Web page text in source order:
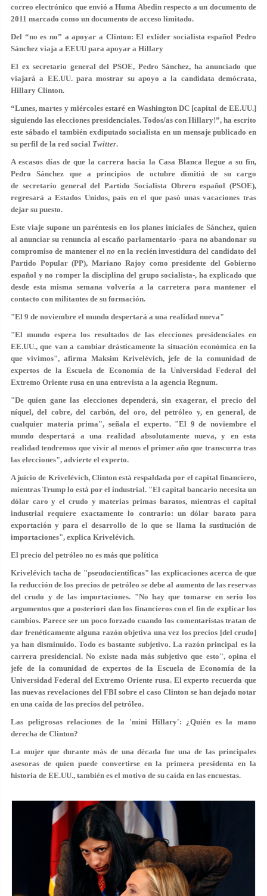
correo electrónico que envió a Huma Abedin respecto a un documento de
2011 marcado como un documento de acceso limitado.
Del “no es no” a apoyar a Clinton: El exlíder socialista español Pedro
Sánchez viaja a EEUU para apoyar a Hillary
El ex secretario general del PSOE, Pedro Sánchez, ha anunciado que
viajará a EE.UU. para mostrar su apoyo a la candidata demócrata,
Hillary Clinton.
“Lunes, martes y miércoles estaré en Washington DC [capital de EE.UU.]
siguiendo las elecciones presidenciales. Todos/as con Hillary!”, ha escrito
este sábado el también exdiputado socialista en un mensaje publicado en
su perfil de la red social Twitter.
A escasos días de que la carrera hacia la Casa Blanca llegue a su fin,
Pedro Sánchez que a principios de octubre dimitió de su cargo
de secretario general del Partido Socialista Obrero español (PSOE),
regresará a Estados Unidos, país en el que pasó unas vacaciones tras
dejar su puesto.
Este viaje supone un paréntesis en los planes iniciales de Sánchez, quien
al anunciar su renuncia al escaño parlamentario -para no abandonar su
compromiso de mantener elno en la recién investidura del candidato del
Partido Popular (PP), Mariano Rajoy como presidente del Gobierno
español y no romper la disciplina del grupo socialista-, ha explicado que
desde esta misma semana volvería a la carretera para mantener el
contacto con militantes de su formación.
"El 9 de noviembre el mundo despertará a una realidad nueva"
"El mundo espera los resultados de las elecciones presidenciales en
EE.UU., que van a cambiar drásticamente la situación económica en la
que vivimos", afirma Maksim Krivelévich, jefe de la comunidad de
expertos de la Escuela de Economía de la Universidad Federal del
Extremo Oriente rusa en una entrevista a la agencia Regnum.
"De quien gane las elecciones dependerá, sin exagerar, el precio del
níquel, del cobre, del carbón, del oro, del petróleo y, en general, de
cualquier materia prima", señala el experto. "El 9 de noviembre el
mundo despertará a una realidad absolutamente nueva, y en esta
realidad tendremos que vivir al menos el primer año que transcurra tras
las elecciones", advierte el experto.
A juicio de Krivelévich, Clinton está respaldada por el capital financiero,
mientras Trump lo está por el industrial. "El capital bancario necesita un
dólar caro y el crudo y materias primas baratos, mientras el capital
industrial requiere exactamente lo contrario: un dólar barato para
exportación y para el desarrollo de lo que se llama la sustitución de
importaciones", explica Krivelévich.
El precio del petróleo no es más que política
Krivelévich tacha de "pseudocientíficas" las explicaciones acerca de que
la reducción de los precios de petróleo se debe al aumento de las reservas
del crudo y de las importaciones. "No hay que tomarse en serio los
argumentos que a posteriori dan los financieros con el fin de explicar los
cambios. Parece ser un poco forzado cuando los comentaristas tratan de
dar frenéticamente alguna razón objetiva una vez los precios [del crudo]
ya han disminuido. Todo es bastante subjetivo. La razón principal es la
carrera presidencial. No existe nada más subjetivo que esto", opina el
jefe de la comunidad de expertos de la Escuela de Economía de la
Universidad Federal del Extremo Oriente rusa. El experto recuerda que
las nuevas revelaciones del FBI sobre el caso Clinton se han dejado notar
en una caída de los precios del petróleo.
Las peligrosas relaciones de la 'mini Hillary': ¿Quién es la mano
derecha de Clinton?
La mujer que durante más de una década fue una de las principales
asesoras de quien puede convertirse en la primera presidenta en la
historia de EE.UU., también es el motivo de su caída en las encuestas.